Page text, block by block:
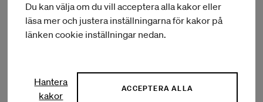
Du kan välja om du vill acceptera alla kakor eller
läsa mer och justera inställningarna för kakor på
länken cookie inställningar nedan.
Hantera
kakor
ACCEPTERA ALLA